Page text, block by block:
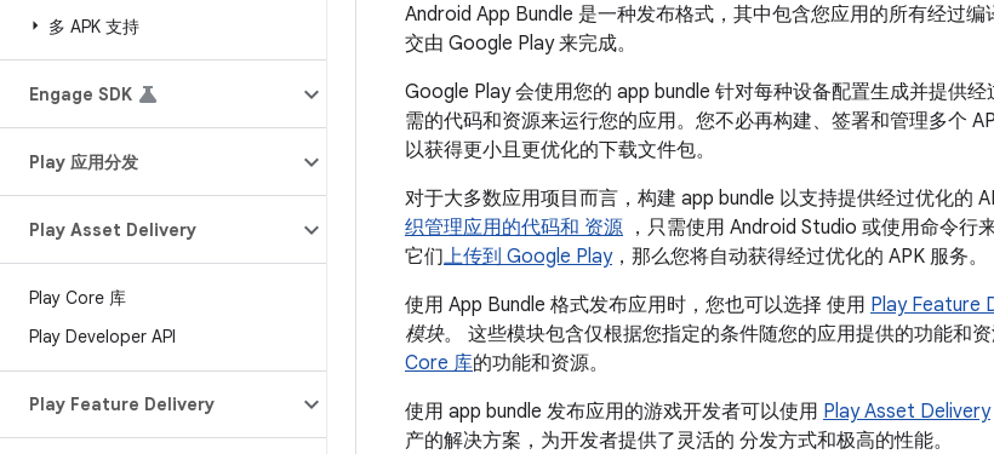
多 APK 支持
Engage SDK
Play 应用分发
Play Asset Delivery
Play Core 库
Play Developer API
Play Feature Delivery
Android App Bundle 是一种发布格式，其中包含您应用的所有经过
交由 Google Play 来完成。
Google Play 会使用您的 app bundle 针对每种设备配置生成并提供
需的代码和资源来运行您的应用。您不必再构建、签署和管理多个
以获得更小且更优化的下载文件包。
对于大多数应用项目而言，构建 app bundle 以支持提供经过优化的
织管理应用的代码和 资源 ，只需使用 Android Studio 或使用命令行
它们上传到 Google Play，那么您将自动获得经过优化的 APK 服务。
使用 App Bundle 格式发布应用时，您也可以选择 使用 Play Feature
模块。 这些模块包含仅根据您指定的条件随您的应用提供的功能和
Core 库的功能和资源。
使用 app bundle 发布应用的游戏开发者可以使用 Play Asset Delivery
产的解决方案，为开发者提供了灵活的 分发方式和极高的性能。